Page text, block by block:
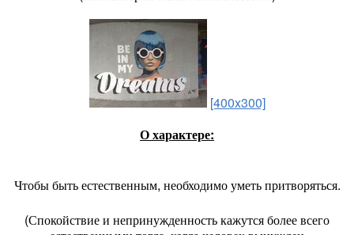
[400x300]
О характере:
Чтобы быть естественным, необходимо уметь притворяться.
(Спокойствие и непринужденность кажутся более всего